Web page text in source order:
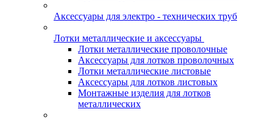
Аксессуары для электро - технических труб
Лотки металлические и аксессуары
Лотки металлические проволочные
Аксессуары для лотков проволочных
Лотки металлические листовые
Аксессуары для лотков листовых
Монтажные изделия для лотков
металлических